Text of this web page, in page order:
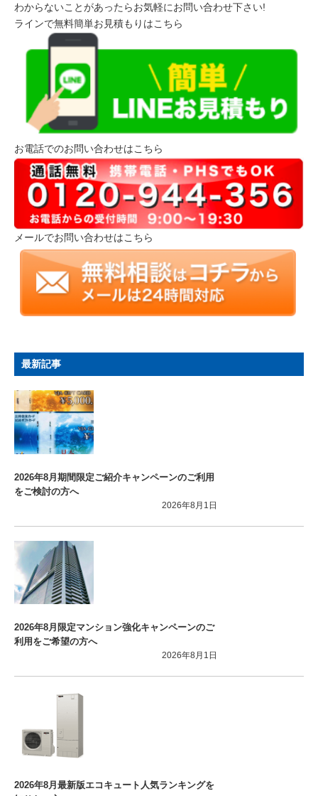
わからないことがあったらお気軽にお問い合わせ下さい!
ラインで無料簡単お見積もりはこちら
お電話でのお問い合わせはこちら
メールでお問い合わせはこちら
最新記事
2026年8月期間限定ご紹介キャンペーンのご利用
をご検討の方へ
2026年8月1日
2026年8月限定マンション強化キャンペーンのご
利用をご希望の方へ
2026年8月1日
2026年8月最新版エコキュート人気ランキングを